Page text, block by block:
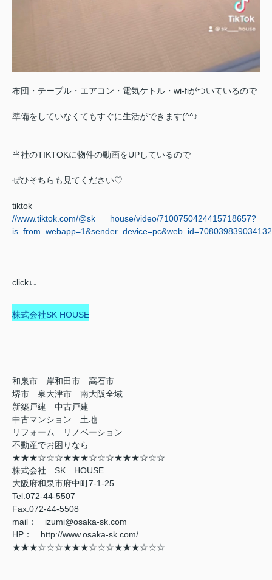
布団・テーブル・エアコン・電気ケトル・wi-fiがついているので
準備をしていなくてもすぐに生活ができます(^^♪
当社のTIKTOKに物件の動画をUPしているので
ぜひそちらも見てください♡
tiktok
//www.tiktok.com/@sk___house/video/7100750424415718657?
click↓↓
株式会社SK HOUSE
和泉市 岸和田市 高石市
堺市 泉大津市 南大阪全域
新築戸建 中古戸建
中古マンション 土地
リフォーム リノベーション
不動産でお困りなら
★★★☆☆☆★★★☆☆☆★★★☆☆☆
株式会社 SK HOUSE
大阪府和泉市府中町7-1-25
Tel:072-44-5507
Fax:072-44-5508
mail： izumi@osaka-sk.com
HP： http://www.osaka-sk.com/
★★★☆☆☆★★★☆☆☆★★★☆☆☆